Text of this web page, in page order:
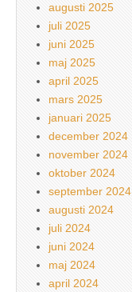
augusti 2025
juli 2025
juni 2025
maj 2025
april 2025
mars 2025
januari 2025
december 2024
november 2024
oktober 2024
september 2024
augusti 2024
juli 2024
juni 2024
maj 2024
april 2024